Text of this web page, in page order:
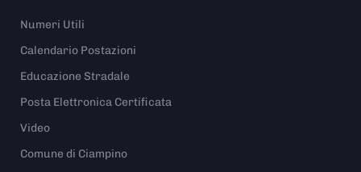
Numeri Utili
Calendario Postazioni
Educazione Stradale
Posta Elettronica Certificata
Video
Comune di Ciampino